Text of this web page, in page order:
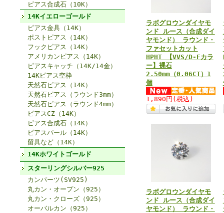
ピアス合成石（10K）
14Kイエローゴールド
ピアス金具（14K）
ポストピアス（14K）
フックピアス（14K）
アメリカンピアス（14K）
ピアスキャッチ（14K/14金）
14Kピアス空枠
天然石ピアス（14K）
天然石ピアス（ラウンド3mm）
天然石ピアス（ラウンド4mm）
ピアスCZ（14K）
ピアス合成石（14K）
ピアスパール（14K）
留具など（14K）
14Kホワイトゴールド
スターリングシルバー925
カンパーツ(SV925)
丸カン・オープン（925）
丸カン・クローズ（925）
オーバルカン（925）
ラボグロウンダイヤモ
ンド ルース（合成ダイ
ヤモンド） ラウンド・
ファセットカット
HPHT 【VVS/D-Fカラ
ー】裸石
2.50mm（0.06CT）1
個
1,890円 (税込)
ラボグロウンダイヤモ
ンド ルース（合成ダイ
ヤモンド） ラウンド・